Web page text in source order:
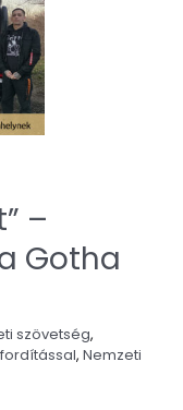
–
Gotha
szövetség,
, Nemzeti